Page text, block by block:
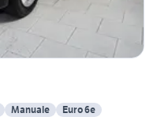
Manuale
Euro 6e